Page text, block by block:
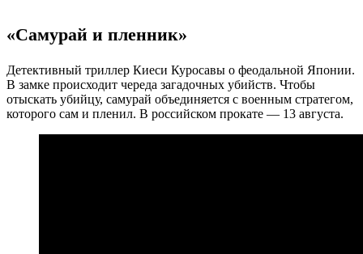
«Самурай и пленник»
Детективный триллер Киеси Куросавы о феодальной Японии.
В замке происходит череда загадочных убийств. Чтобы
отыскать убийцу, самурай объединяется с военным стратегом,
которого сам и пленил. В российском прокате — 13 августа.